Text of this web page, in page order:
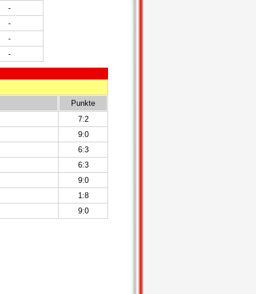
-
-
-
-
Punkte
7:2
9:0
6:3
6:3
9:0
1:8
9:0